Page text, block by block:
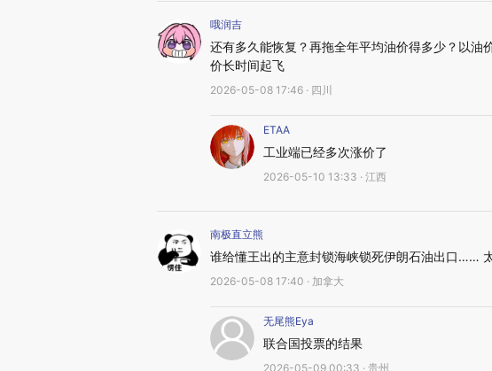
哦润吉
还有多久能恢复？再拖全年平均油价得多少？以
价长时间起飞
2026-05-08 17:46 · 四川
ETAA
工业端已经多次涨价了
2026-05-10 13:33 · 江西
南极直立熊
谁给懂王出的主意封锁海峡锁死伊朗石油出口……
2026-05-08 17:40 · 加拿大
无尾熊Eya
联合国投票的结果
2026-05-09 00:33 · 贵州